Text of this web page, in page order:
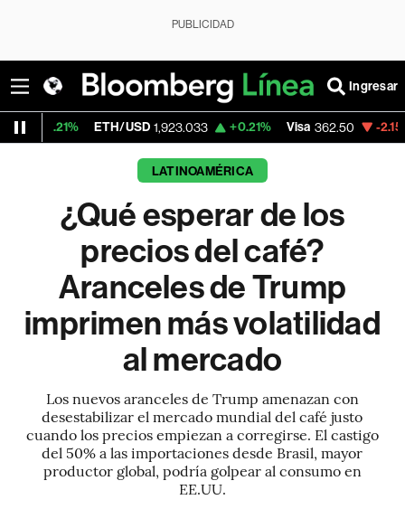
PUBLICIDAD
Ingresar
1,923.033 +0.21% Visa 362.50 -2.15% MercadoLibre
LATINOAMÉRICA
¿Qué esperar de los
precios del café?
Aranceles de Trump
imprimen más volatilidad
al mercado
Los nuevos aranceles de Trump amenazan con
desestabilizar el mercado mundial del café justo
cuando los precios empiezan a corregirse. El castigo
del 50% a las importaciones desde Brasil, mayor
productor global, podría golpear al consumo en
EE.UU.